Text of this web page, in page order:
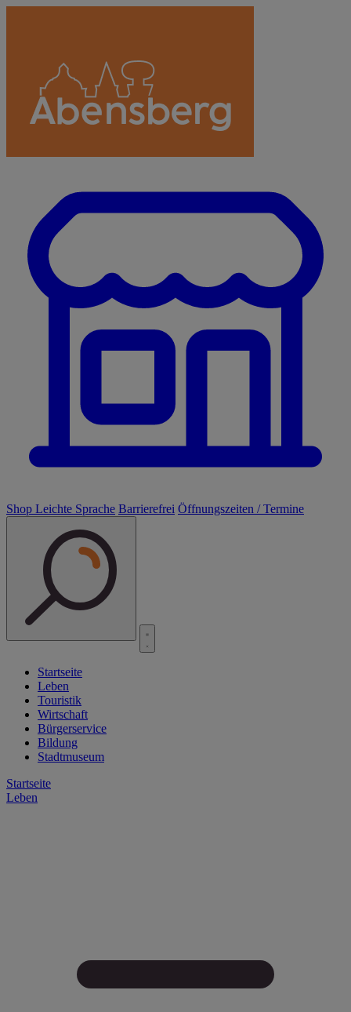
Shop Leichte Sprache Barrierefrei Öffnungszeiten / Termine
Startseite
Leben
Touristik
Wirtschaft
Bürgerservice
Bildung
Stadtmuseum
Startseite
Leben